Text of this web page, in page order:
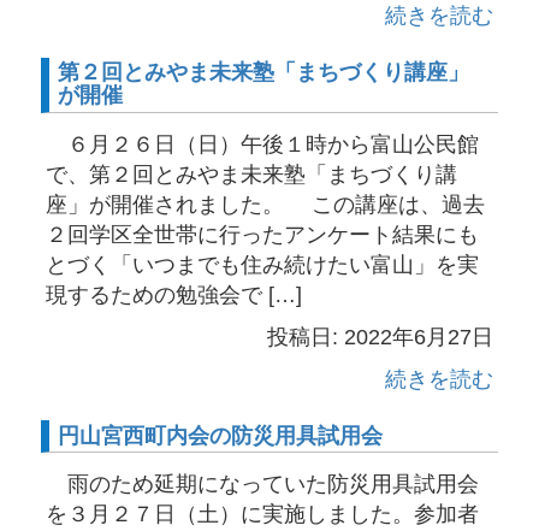
続きを読む
第２回とみやま未来塾「まちづくり講座」
が開催
６月２６日（日）午後１時から富山公民館
で、第２回とみやま未来塾「まちづくり講
座」が開催されました。 この講座は、過去
２回学区全世帯に行ったアンケート結果にも
とづく「いつまでも住み続けたい富山」を実
現するための勉強会で […]
投稿日: 2022年6月27日
続きを読む
円山宮西町内会の防災用具試用会
雨のため延期になっていた防災用具試用会
を３月２７日（土）に実施しました。参加者